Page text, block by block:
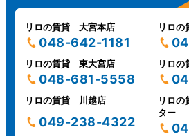
リロの賃貸 大宮本店
048-642-1181
リロ
リロの賃貸 東大宮店
048-681-5558
リロ
リロの賃貸 川越店
049-238-4322
リロ
ター